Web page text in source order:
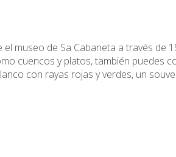
museo de Sa Cabaneta a través de
cuencos y platos, también puedes
con rayas rojas y verdes, un